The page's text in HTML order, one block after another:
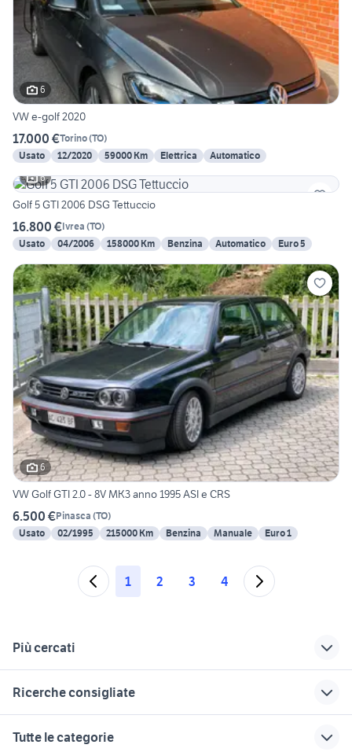
6
VW e-golf 2020
17.000 €Torino(TO)
Usato
12/2020 59000 Km Elettrica
Automatico
6
Golf 5 GTI 2006 DSG Tettuccio
16.800 €Ivrea (TO)
Usato
04/2006 158000 Km Benzina Automatico Euro 5
6
VW Golf GTI 2.0 - 8V MK3 anno 1995 ASI e CRS
6.500 €Pinasca (TO)
Usato
02/1995 215000 Km Benzina Manuale Euro 1
1 2 3 4
Più cercati
golf usata novara
Ricerche consigliate
vw polo
Tutte le categorie